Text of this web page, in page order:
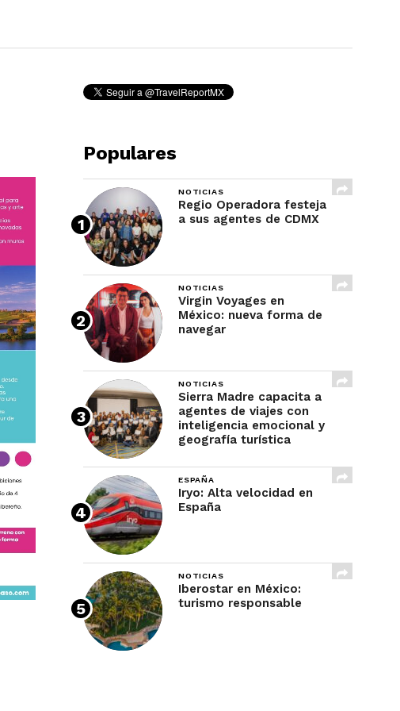
Populares
NOTICIAS
Regio Operadora festeja
a sus agentes de CDMX
NOTICIAS
Virgin Voyages en
México: nueva forma de
navegar
NOTICIAS
Sierra Madre capacita a
agentes de viajes con
inteligencia emocional y
geografía turística
ESPAÑA
Iryo: Alta velocidad en
España
NOTICIAS
Iberostar en México:
turismo responsable